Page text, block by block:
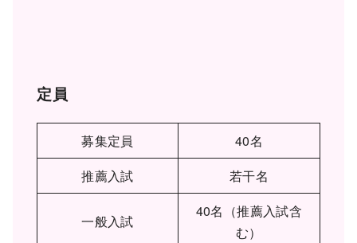
定員
募集定員
40名
推薦入試
若干名
一般入試
40名（推薦入試含
む）